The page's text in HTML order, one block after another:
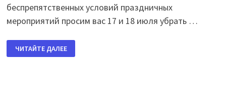
беспрепятственных условий праздничных
мероприятий просим вас 17 и 18 июля убрать …
СХЕМА
ОГРАНИЧЕНИЯ
ДВИЖЕНИЯ
ЧИТАЙТЕ ДАЛЕЕ